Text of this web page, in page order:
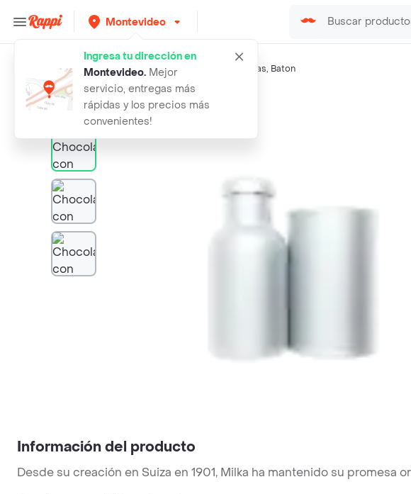
Montevideo
Ingresa tu dirección en
Montevideo. Mejor
servicio, entregas más
rápidas y los precios más
convenientes!
Búsquedas relacionadas:Chocolates, Haas, Baton
Rappi chocolate con leche milka leger 110
Información del producto
Desde su creación en Suiza en 1901, Milka ha mantenido su promesa